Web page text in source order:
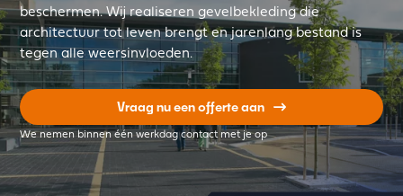
beschermen. Wij realiseren gevelbekleding die
architectuur tot leven brengt en jarenlang bestand is
tegen alle weersinvloeden.
Vraag nu een offerte aan
We nemen binnen één werkdag contact met je op